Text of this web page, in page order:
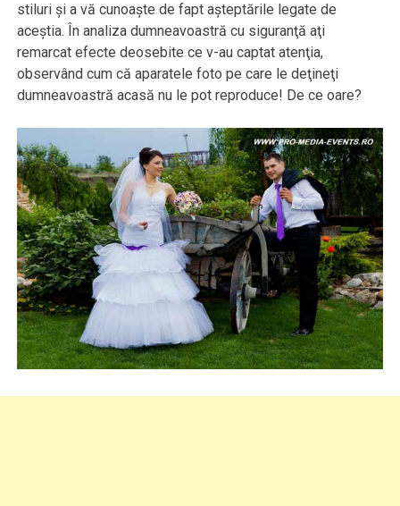
stiluri şi a vă cunoaşte de fapt aşteptările legate de
aceştia. În analiza dumneavoastră cu siguranţă aţi
remarcat efecte deosebite ce v-au captat atenţia,
observând cum că aparatele foto pe care le deţineţi
dumneavoastră acasă nu le pot reproduce! De ce oare?